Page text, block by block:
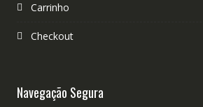
Carrinho
Checkout
Navegação Segura